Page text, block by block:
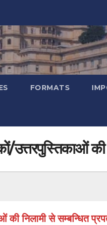
FORMATS
की
निलामी से सम्बन्धित